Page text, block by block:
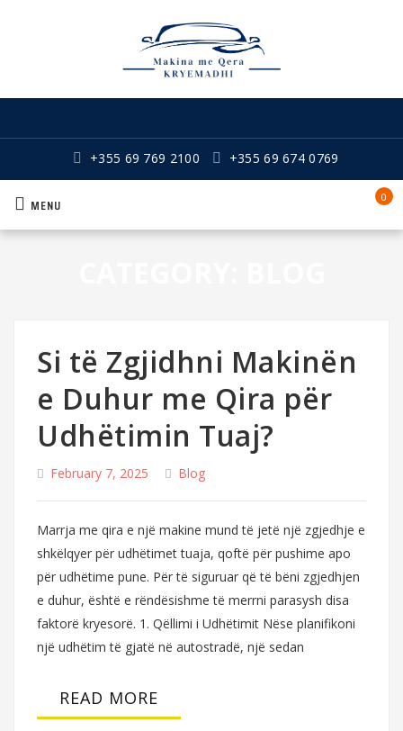
+355 69 769 2100 +355 69 674 0769
0
MENU
Si të Zgjidhni Makinën
e Duhur me Qira për
Udhëtimin Tuaj?
February 7, 2025 Blog
Marrja me qira e një makine mund të jetë një zgjedhje e
shkëlqyer për udhëtimet tuaja, qoftë për pushime apo
për udhëtime pune. Për të siguruar që të bëni zgjedhjen
e duhur, është e rëndësishme të merrni parasysh disa
faktorë kryesorë. 1. Qëllimi i Udhëtimit Nëse planifikoni
një udhëtim të gjatë në autostradë, një sedan
READ MORE